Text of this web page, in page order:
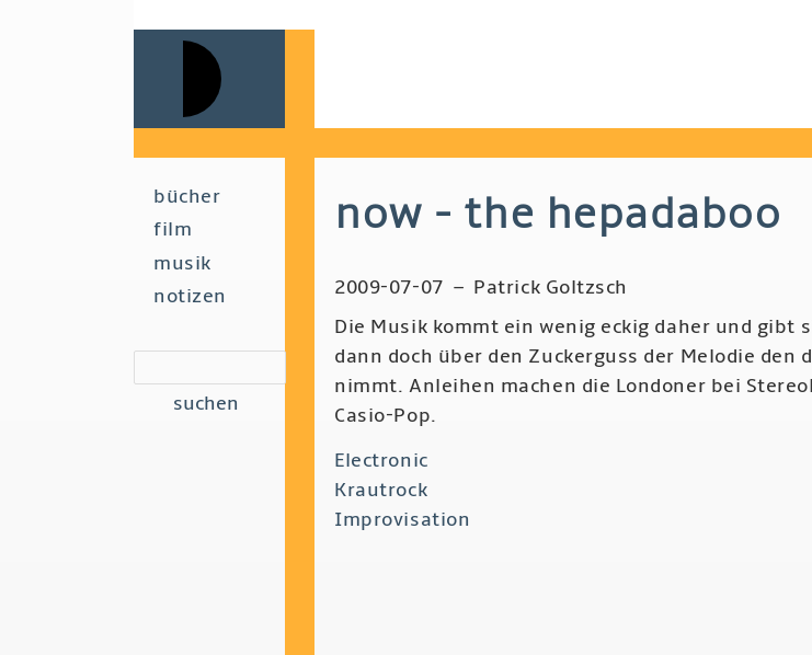
now - the hepadaboo
2009-07-07 – Patrick Goltzsch
Die Musik kommt ein wenig eckig daher und gibt
dann doch über den Zuckerguss der Melodie den
nimmt. Anleihen machen die Londoner bei
Casio-Pop.
Electronic
Krautrock
Improvisation
Main
navigation
bücher
film
musik
notizen